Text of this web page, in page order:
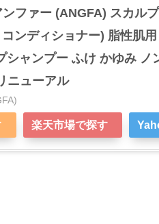
ファー (ANGFA) スカル
ンディショナー) 脂性肌
シャンプー ふけ かゆみ ノ
ニューアル
楽天市場で探す